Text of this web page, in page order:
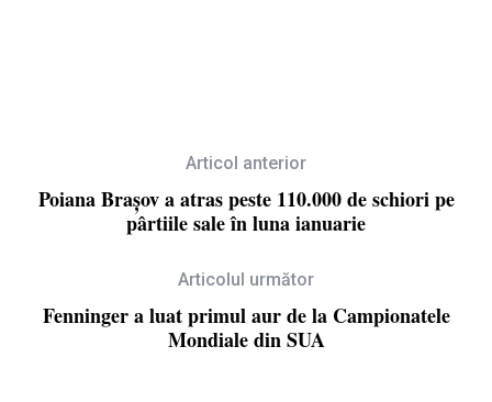
Articol anterior
Poiana Braşov a atras peste 110.000 de schiori pe
pârtiile sale în luna ianuarie
Articolul următor
Fenninger a luat primul aur de la Campionatele
Mondiale din SUA